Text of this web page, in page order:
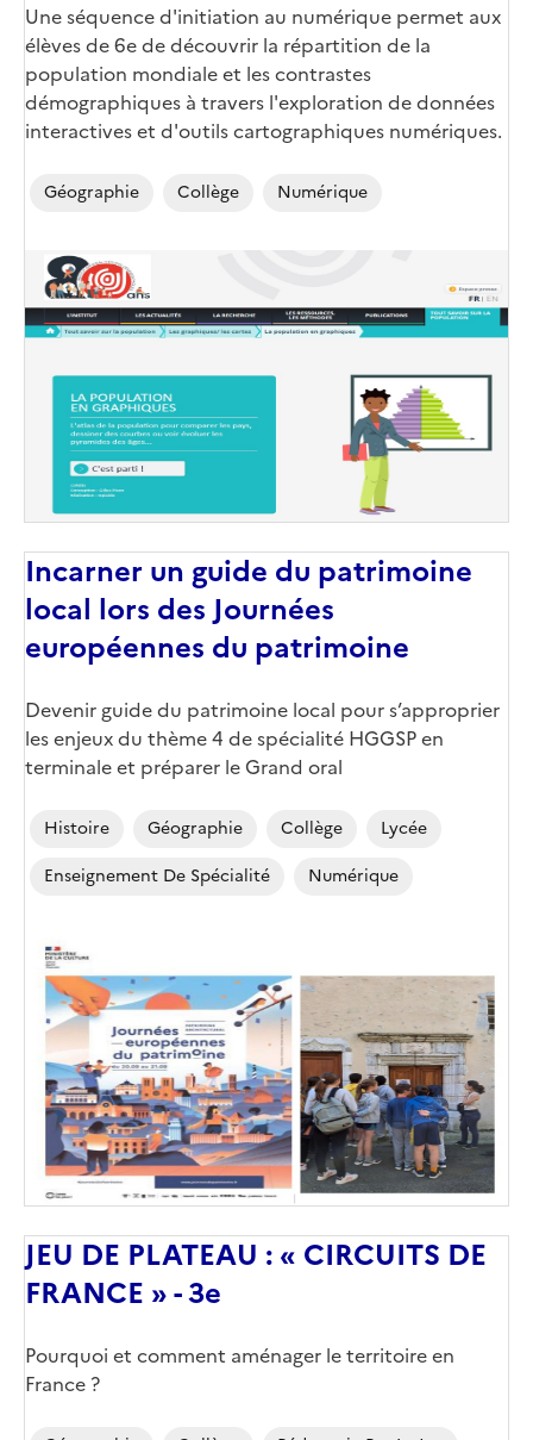
Corps
Une séquence d'initiation au numérique permet aux
élèves de 6e de découvrir la répartition de la
population mondiale et les contrastes
démographiques à travers l'exploration de données
interactives et d'outils cartographiques numériques.
Géographie Collège Numérique
Image
de
couverture
Incarner un guide du patrimoine
local lors des Journées
européennes du patrimoine
Corps
Devenir guide du patrimoine local pour s’approprier
les enjeux du thème 4 de spécialité HGGSP en
terminale et préparer le Grand oral
Histoire Géographie Collège
Lycée
Enseignement De Spécialité
Numérique
Image
de
couverture
(conseillée)
JEU DE PLATEAU : « CIRCUITS DE
FRANCE » - 3e
Corps
Pourquoi et comment aménager le territoire en
France ?